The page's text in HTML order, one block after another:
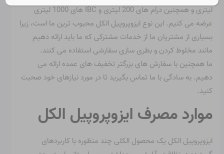
لیتری و همچنین درام های 200 لیتری و IBC های 1000 لیتری
عرضه می کنیم. این نوع ایزوپروپیل الکل محبوب ترین ما است، زیرا
بسیاری از مشتریان ما از خدمات مشترکی که ما باید ارائه دهیم
مانند مخلوط کردن و بطری سازی سفارشی استفاده می کنند.
ما همچنین با سفارش های بزرگتر تخفیف های عمده ارائه می
دهیم. به سادگی با ما تماس بگیرید تا در مورد نیازهای خود صحبت
کنید.
موارد مصرف ایزوپروپیل الکل
ایزوپروپیل الکل یک محصول الکلی چند منظوره با کاربردهای